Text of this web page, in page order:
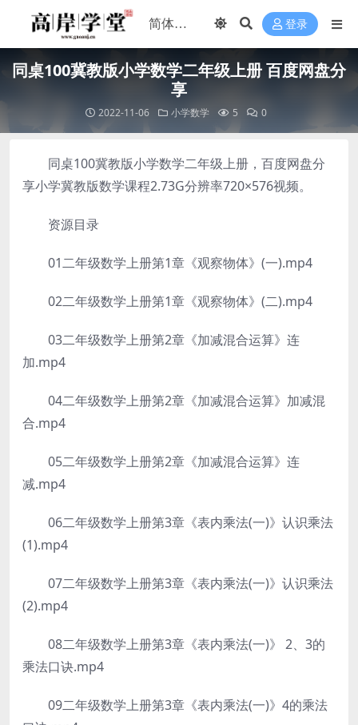
登录
同桌100冀教版小学数学二年级上册 百度网盘分
享
2022-11-06 小学数学 5 0
同桌100冀教版小学数学二年级上册，百度网盘分
享小学冀教版数学课程2.73G分辨率720×576视频。
资源目录
01二年级数学上册第1章《观察物体》(一).mp4
02二年级数学上册第1章《观察物体》(二).mp4
03二年级数学上册第2章《加减混合运算》连
加.mp4
04二年级数学上册第2章《加减混合运算》加减混
合.mp4
05二年级数学上册第2章《加减混合运算》连
减.mp4
06二年级数学上册第3章《表内乘法(一)》认识乘法
(1).mp4
07二年级数学上册第3章《表内乘法(一)》认识乘法
(2).mp4
08二年级数学上册第3章《表内乘法(一)》 2、3的
乘法口诀.mp4
09二年级数学上册第3章《表内乘法(一)》4的乘法